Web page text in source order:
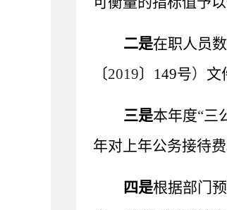
二是在职人员
〔2019〕 149号） 文
三是本年度“三
年对上年公务接待
四是根据部门